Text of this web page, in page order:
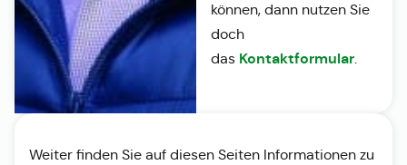
können, dann nutzen Sie
doch
das Kontaktformular.
Weiter finden Sie auf diesen Seiten Informationen zu